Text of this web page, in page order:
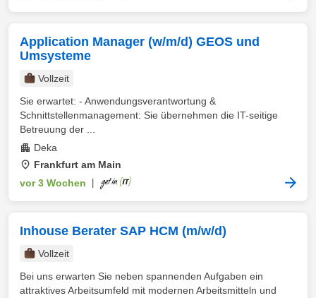
Application Manager (w/m/d) GEOS und
Umsysteme
Vollzeit
Sie erwartet: - Anwendungsverantwortung &
Schnittstellenmanagement: Sie übernehmen die IT-seitige
Betreuung der ...
Deka
Frankfurt am Main
vor 3 Wochen
Inhouse Berater SAP HCM (m/w/d)
Vollzeit
Bei uns erwarten Sie neben spannenden Aufgaben ein
attraktives Arbeitsumfeld mit modernen Arbeitsmitteln und